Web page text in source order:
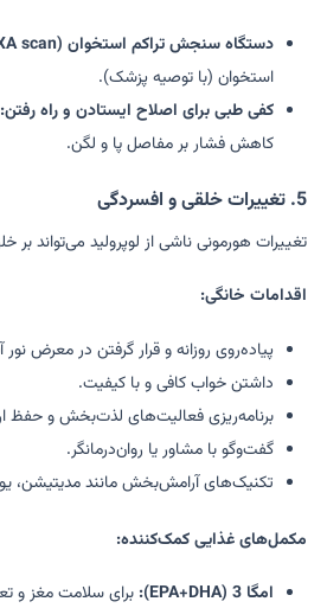
دستگاه سنجش تراکم استخوان (DEXA scan):
استخوان (با توصیه پزشک).
کفی طبی برای اصلاح ایستادن و راه رفتن:
کاهش فشار بر مفاصل پا و لگن.
5. تغییرات خلقی و افسردگی
تغییرات هورمونی ناشی از لوپرولید می‌تواند بر
اقدامات خانگی:
پیاده‌روی روزانه و قرار گرفتن در معرض نور
داشتن خواب کافی و با کیفیت.
برنامه‌ریزی فعالیت‌های لذت‌بخش و حفظ
گفت‌و‌گو با مشاور یا روان‌درمانگر.
تکنیک‌های آرامش‌بخش مانند مدیتیشن،
مکمل‌های غذایی کمک‌کننده:
امگا 3 (EPA+DHA):
برای سلامت مغز و